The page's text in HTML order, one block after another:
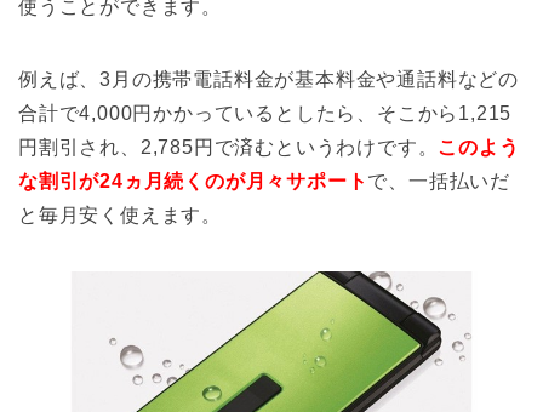
使うことができます。
例えば、3月の携帯電話料金が基本料金や通話料などの
合計で4,000円かかっているとしたら、そこから1,215
円割引され、2,785円で済むというわけです。 このよう
な割引が24ヵ月続くのが月々サポート で、一括払いだ
と毎月安く使えます。